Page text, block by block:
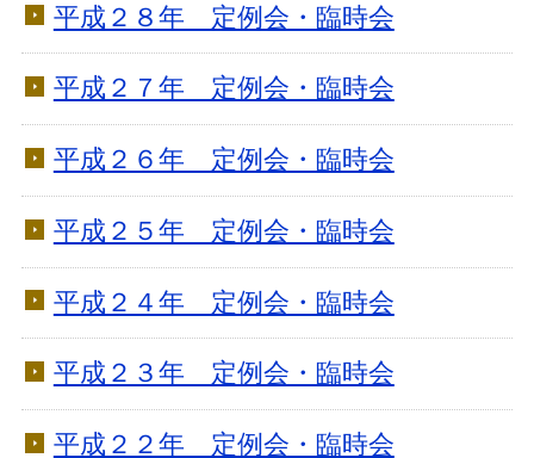
平成２８年 定例会・臨時会
平成２７年 定例会・臨時会
平成２６年 定例会・臨時会
平成２５年 定例会・臨時会
平成２４年 定例会・臨時会
平成２３年 定例会・臨時会
平成２２年 定例会・臨時会